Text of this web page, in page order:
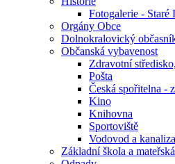
Fotogalerie -
Orgány Obce
Dolnokralovický
Občanská vybavenost
Zdravotní
Pošta
Česká spořitelna -
Kino
Knihovna
Sportoviště
Vodovod a
Základní škola a